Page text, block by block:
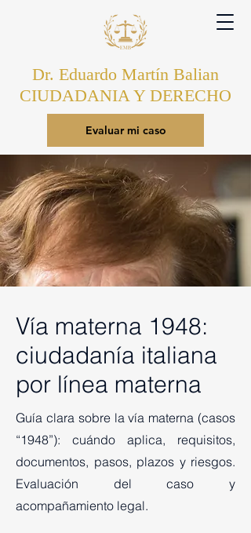
Dr. Eduardo Martín Balian
CIUDADANIA Y DERECHO
Evaluar mi caso
Vía materna 1948:
ciudadanía italiana
por línea materna
Guía clara sobre la vía materna (casos
“1948”): cuándo aplica, requisitos,
documentos, pasos, plazos y riesgos.
Evaluación del caso y
acompañamiento legal.